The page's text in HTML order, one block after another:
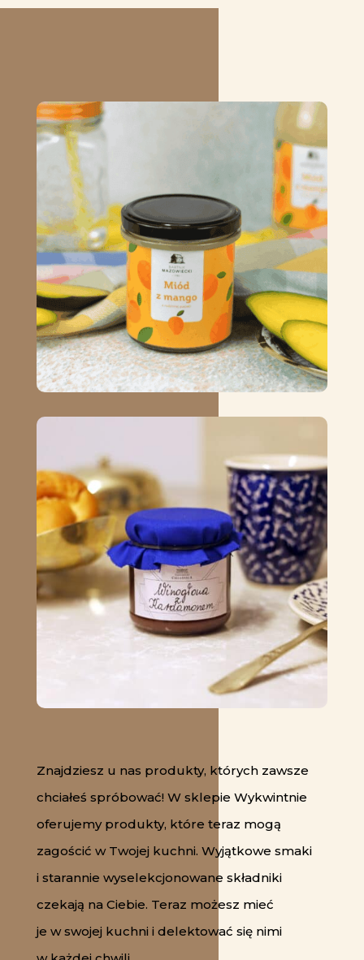
Znajdziesz u nas produkty, których zawsze
chciałeś spróbować! W sklepie Wykwintnie
oferujemy produkty, które teraz mogą
zagościć w Twojej kuchni. Wyjątkowe smaki
i starannie wyselekcjonowane składniki
czekają na Ciebie. Teraz możesz mieć
je w swojej kuchni i delektować się nimi